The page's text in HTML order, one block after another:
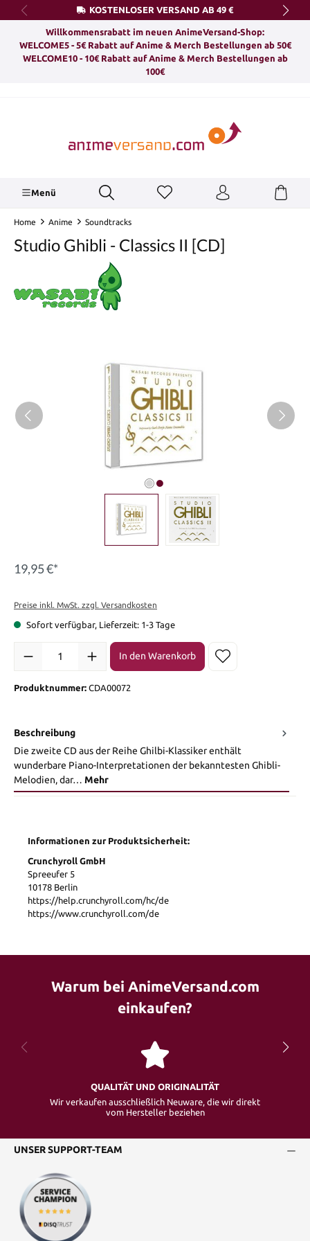
springen KOSTENLOSER VERSAND AB 49 €
Willkommensrabatt im neuen AnimeVersand-Shop:
WELCOME5 - 5€ Rabatt auf Anime & Merch Bestellungen ab 50€
WELCOME10 - 10€ Rabatt auf Anime & Merch Bestellungen ab
100€
Menü
Home Anime Soundtracks
Studio Ghibli - Classics II [CD]
19,95 €*
Preise inkl. MwSt. zzgl. Versandkosten
Sofort verfügbar, Lieferzeit: 1-3 Tage
Produkt Anzahl: Gib den gewünschten Wert ein oder benutze die
In den Warenkorb
Produktnummer: CDA00072
Beschreibung
Die zweite CD aus der Reihe Ghilbi-Klassiker enthält
wunderbare Piano-Interpretationen der bekanntesten Ghibli-
Melodien, dar… Mehr
Informationen zur Produktsicherheit:
Crunchyroll GmbH
Spreeufer 5
10178 Berlin
https://help.crunchyroll.com/hc/de
https://www.crunchyroll.com/de
Warum bei AnimeVersand.com
einkaufen?
QUALITÄT UND ORIGINALITÄT
Wir verkaufen ausschließlich Neuware, die wir direkt
vom Hersteller beziehen
UNSER SUPPORT-TEAM